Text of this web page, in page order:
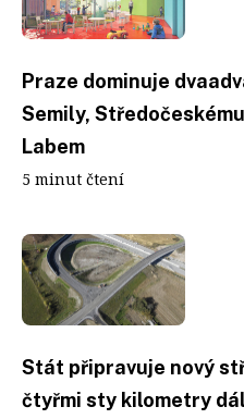
Praze dominuje
Semily,
Labem
5 minut čtení
Stát připravuje nový
čtyřmi sty kilometry